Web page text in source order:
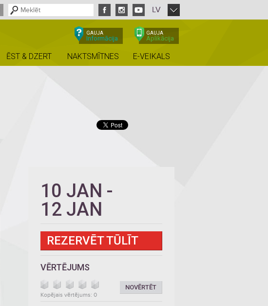
LV
GAUJA
Informācija
GAUJA
Aplikācija
ĒST & DZERT NAKTSMĪTNES E-VEIKALS
10 JAN -
12 JAN
REZERVĒT TŪLĪT
VĒRTĒJUMS
NOVĒRTĒT
Kopējais vērtējums: 0